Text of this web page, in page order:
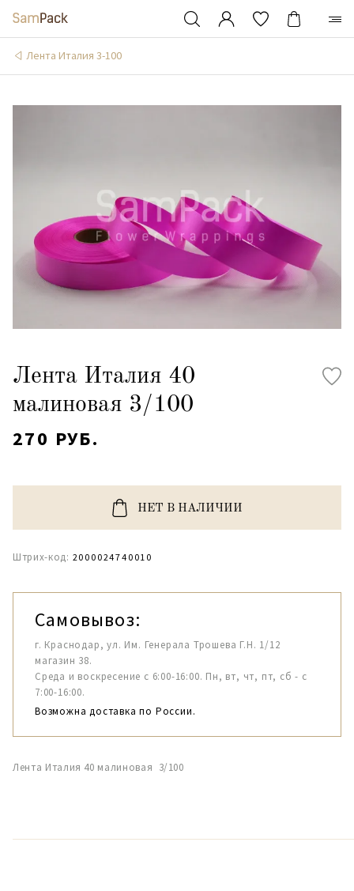
Лента Италия 3-100
Лента Италия 40
малиновая 3/100
270 РУБ.
НЕТ В НАЛИЧИИ
Штрих-код: 2000024740010
Самовывоз:
г. Краснодар, ул. Им. Генерала Трошева Г.Н. 1/12
магазин 38.
Среда и воскресение с 6:00-16:00. Пн, вт, чт, пт, сб - с
7:00-16:00.
Возможна доставка по России.
Лента Италия 40 малиновая 3/100